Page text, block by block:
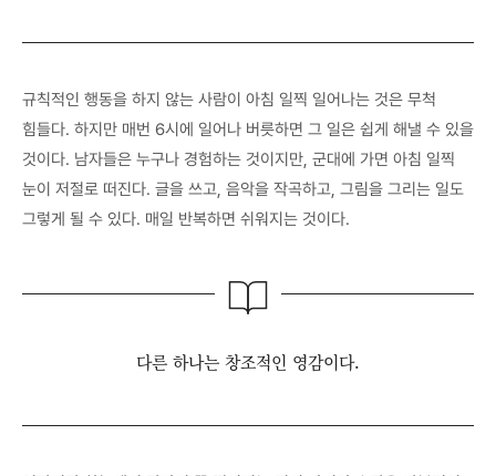
규칙적인 행동을 하지 않는 사람이 아침 일찍 일어나는 것은 무척
힘들다. 하지만 매번 6시에 일어나 버릇하면 그 일은 쉽게 해낼 수 있을
것이다. 남자들은 누구나 경험하는 것이지만, 군대에 가면 아침 일찍
눈이 저절로 떠진다. 글을 쓰고, 음악을 작곡하고, 그림을 그리는 일도
그렇게 될 수 있다. 매일 반복하면 쉬워지는 것이다.
다른 하나는 창조적인 영감이다.